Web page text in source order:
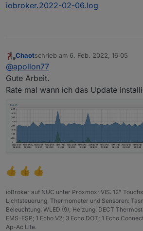
iobroker.2022-02-06.log
Offline
Chaotschrieb am 6. Feb. 2022, 16:05
zuletzt editiert von
@apollon77
Gute Arbeit.
Rate mal wann ich das Update
ioBroker auf NUC unter Proxmox; VIS: 12"
Lichtsteuerung, Thermometer und Sensoren:
Beleuchtung: WLED (9); Heizung: DECT
EMS-ESP; 1 Echo V2; 3 Echo DOT; 1 Echo
Ap-Ac Lite.